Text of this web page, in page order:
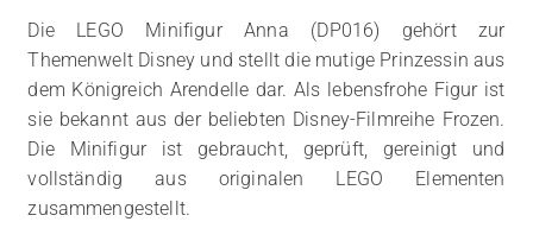
Die LEGO Minifigur Anna (DP016) gehört zur
Themenwelt Disney und stellt die mutige Prinzessin aus
dem Königreich Arendelle dar. Als lebensfrohe Figur ist
sie bekannt aus der beliebten Disney-Filmreihe Frozen.
Die Minifigur ist gebraucht, geprüft, gereinigt und
vollständig aus originalen LEGO Elementen
zusammengestellt.